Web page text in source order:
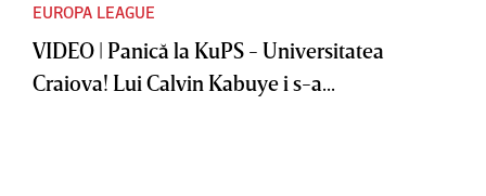
EUROPA LEAGUE
VIDEO | Panică la KuPS - Universitatea
Craiova! Lui Calvin Kabuye i s-a...